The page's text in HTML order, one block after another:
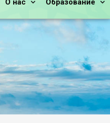
О нас Образование